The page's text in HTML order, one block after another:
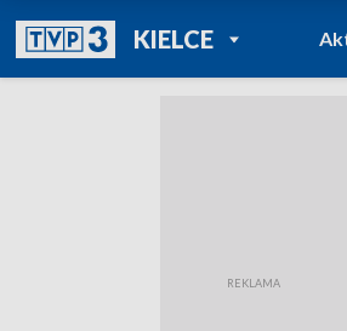
KIELCEPOWRÓT DO
TVP REGIONY